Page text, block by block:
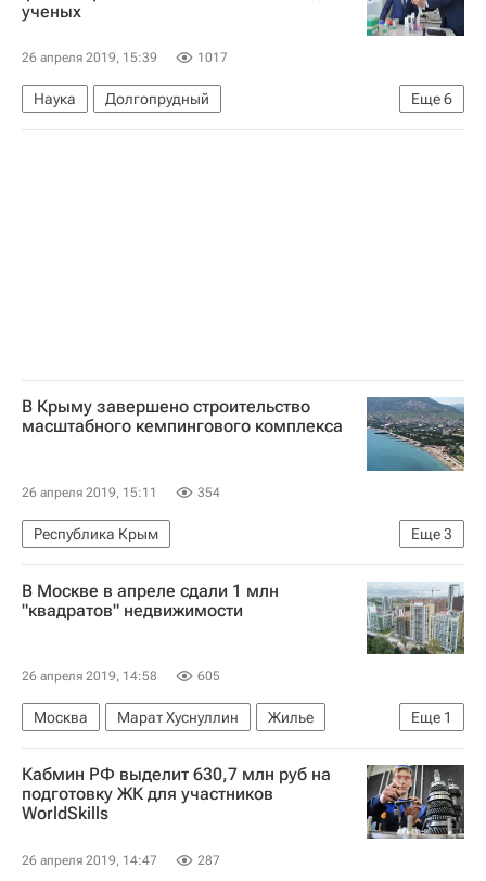
Жилье
ученых
26 апреля 2019, 15:39 1017
Еще6
Наука
Долгопрудный
Московский физико-технический институт
В Крыму завершено строительство
масштабного кемпингового комплекса
26 апреля 2019, 15:11 354
Еще3
Республика Крым
Вадим Волченко (Министр курортов и туризма Крыма)
Строительство
Коммерческая недвижимость
В Москве в апреле сдали 1 млн
"квадратов" недвижимости
26 апреля 2019, 14:58 605
Еще 1
Москва Марат Хуснуллин
Жилье
Строительство
Кабмин РФ выделит 630,7 млн руб на
подготовку ЖК для участников
WorldSkills
26 апреля 2019, 14:47 287